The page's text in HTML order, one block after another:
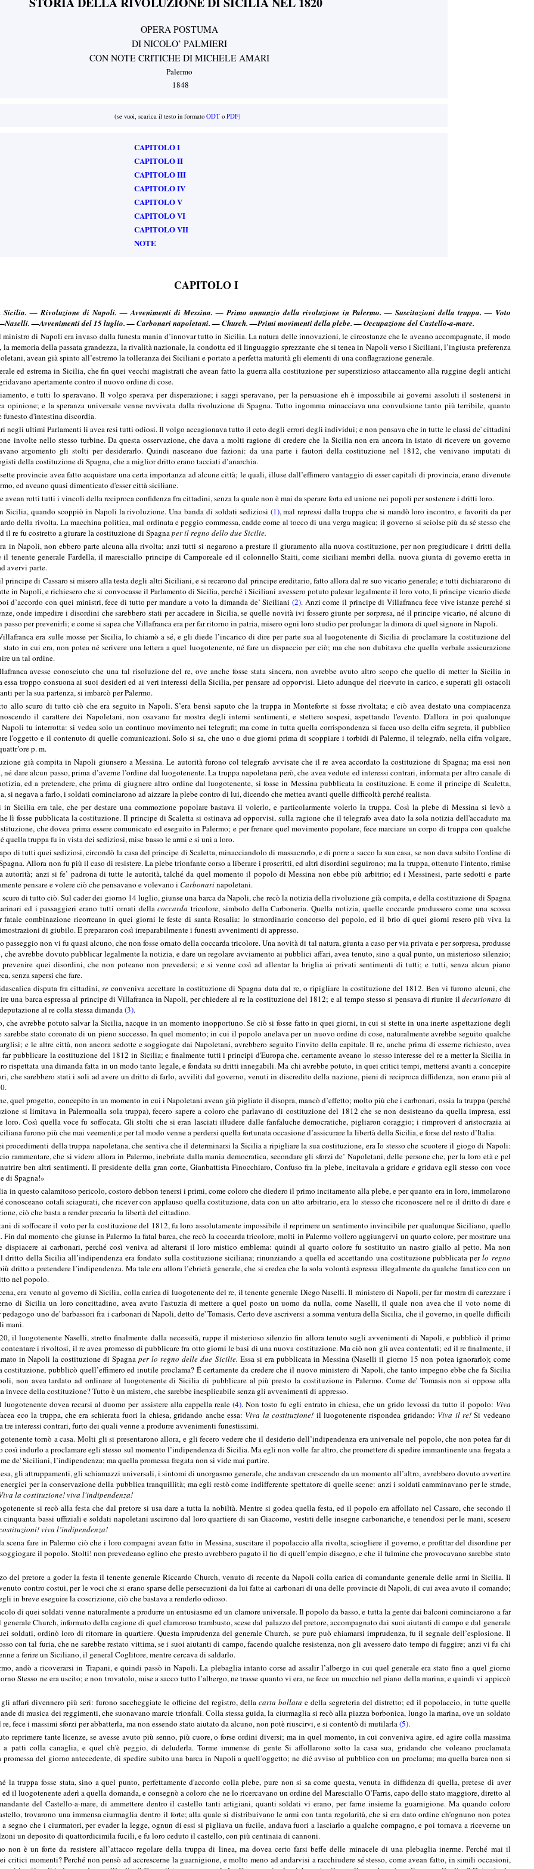
OPERA POSTUMA
DI NICOLO’ PALMIERI
CON NOTE CRITICHE DI MICHELE AMARI
Palermo
1848
(se vuoi, scarica il testo in formatoODT oPDF)
CAPITOLO I
CAPITOLO II
CAPITOLO III
CAPITOLO IV
CAPITOLO V
CAPITOLO VI
CAPITOLO VII
NOTE
CAPITOLO I
Sicilia. — Rivoluzione di Napoli. — Avvenimenti di Messina. — Primo annunzio della rivoluzione in Palermo. — Suscitazioni della truppa. — Voto
—Avvenimenti del 15 luglio. — Carbonari napoletani. — Church. —Primi movimenti della plebe. — Occupazione del Castello-a-mare.
di Napoli era invaso dalla funesta mania d’innovar tutto in Sicilia. La natura delle innovazioni, le circostanze che le aveano accompagnate, il modo
la memoria della passata grandezza, la rivalità nazionale, la condotta ed il linguaggio sprezzante che si tenea in Napoli verso i Siciliani, l’ingiusta preferenza
avean già spinto all’estremo la tolleranza dei Siciliani e portato a perfetta maturità gli elementi di una conflagrazione generale.
ed estrema in Sicilia, che fin quei vecchi magistrati che avean fatto la guerra alla costituzione per superstizioso attaccamento alla ruggine degli antichi
apertamente contro il nuovo ordine di cose.
e tutti lo speravano. Il volgo sperava per disperazione; i saggi speravano, per la persuasione eh è impossibile ai governi assoluti il sostenersi in
opinione; e la speranza universale venne ravvivata dalla rivoluzione di Spagna. Tutto ingomma minacciava una convulsione tanto più terribile, quanto
funesto d'intestina discordia.
negli ultimi Parlamenti li avea resi tutti odiosi. Il volgo accagionava tutto il ceto degli errori degli individui; e non pensava che in tutte le classi de' cittadini
involte nello stesso turbine. Da questa osservazione, che dava a molti ragione di credere che la Sicilia non era ancora in istato di ricevere un governo
argomento gli stolti per desiderarlo. Quindi nasceano due fazioni: da una parte i fautori della costituzione nel 1812, che venivano imputati di
della costituzione di Spagna, che a miglior dritto erano tacciati d’anarchia.
provincie avea fatto acquistare una certa importanza ad alcune città; le quali, illuse dall’effimero vantaggio di esser capitali di provincia, erano divenute
ed aveano quasi dimenticato d'esser città siciliane.
avean rotti tutti i vincoli della reciproca confidenza fra cittadini, senza la quale non è mai da sperare forta ed unione nei popoli per sostenere i dritti loro.
Sicilia, quando scoppiò in Napoli la rivoluzione. Una banda di soldati sediziosi (1), mal repressi dalla truppa che si mandò loro incontro, e favoriti da per
della rivolta. La macchina politica, mal ordinata e peggio commessa, cadde come al tocco di una verga magica; il governo si sciolse più da sé stesso che
il re fu costretto a giurare la costituzione di Spagnaper il regno dello due Sicilie.
in Napoli, non ebbero parte alcuna alla rivolta; anzi tutti si negarono a prestare il giuramento alla nuova costituzione, per non pregiudicare i dritti della
il tenente generale Fardella, il maresciallo principe di Camporeale ed il colonnello Staiti, come siciliani membri della. nuova giunta di governo eretta in
avervi parte.
di Cassaro si misero alla testa degli altri Siciliani, e si recarono dal principe ereditario, fatto allora dal re suo vicario generale; e tutti dichiararono di
in Napoli, e richiesero che si convocasse il Parlamento di Sicilia, perché i Siciliani avessero potuto palesar legalmente il loro voto, li principe vicario diede
d’accordo con quei ministri, fece di tutto per mandare a voto la dimanda de’ Siciliani (2). Anzi come il principe di Villafranca fece vive istanze perché si
onde impedire i disordini che sarebbero stati per accadere in Sicilia, se quelle novità ivi fossero giunte per sorpresa, né il principe vicario, né alcuno di
per prevenirli; e come si sapea che Villafranca era per far ritorno in patria, misero ogni loro studio per prolungar la dimora di quel signore in Napoli.
era sulle mosse per Sicilia, lo chiamò a sé, e gli diede l’incarico di dire per parte sua al luogotenente di Sicilia di proclamare la costituzione del
in cui era, non potea né scrivere una lettera a quel luogotenente, né fare un dispaccio per ciò; ma che non dubitava che quella verbale assicurazione
un tal ordine.
avesse conosciuto che una tal risoluzione del re, ove anche fosse stata sincera, non avrebbe avuto altro scopo che quello di metter la Sicilia in
essa troppo consuona ai suoi desideri ed ai veri interessi della Sicilia, per pensare ad opporvisi. Lieto adunque del ricevuto in carico, e superati gli ostacoli
per la sua partenza, si imbarcò per Palermo.
allo scuro di tutto ciò che era seguito in Napoli. S’era bensì saputo che la truppa in Monteforte si fosse rivoltata; e ciò avea destato una compiacenza
il carattere dei Napoletani, non osavano far mostra degli interni sentimenti, e stettero sospesi, aspettando l'evento. D'allora in poi qualunque
tu interrotta: si vedea solo un continuo movimento nei telegrafi; ma come in tutta quella corrispondenza si facea uso della cifra segreta, il pubblico
l'oggetto e il contenuto di quelle comunicazioni. Solo si sa, che uno o due giorni prima di scoppiare i torbidi di Palermo, il telegrafo, nella cifra volgare,
p. m.
già compita in Napoli giunsero a Messina. Le autorità furono col telegrafo avvisate che il re avea accordato la costituzione di Spagna; ma essi non
dare alcun passo, prima d’averne l’ordine dal luogotenente. La truppa napoletana però, che avea vedute ed interessi contrari, informata per altro canale di
ed a pretendere, che prima di giugnere altro ordine dal luogotenente, si fosse in Messina pubblicata la costituzione. E come il principe di Scaletta,
si negava a farlo, i soldati cominciarono ad aizzare la plebe contro di lui, dicendo che mettea avanti quelle difficoltà perché realista.
Sicilia era tale, che per destare una commozione popolare bastava il volerlo, e particolarmente volerlo la truppa. Così la plebe di Messina si levò a
lì fosse pubblicata la costituzione. Il principe di Scaletta si ostinava ad opporvisi, sulla ragione che il telegrafo avea dato la sola notizia dell'accaduto ma
che dovea prima essere comunicato ed eseguito in Palermo; e per frenare quel movimento popolare, fece marciare un corpo di truppa con qualche
quella truppa fu in vista dei sediziosi, mise basso le armi e si unì a loro.
di tutti quei sediziosi, circondò la casa del principe di Scaletta, minacciandolo di massacrarlo, e di porre a sacco la sua casa, se non dava subito l’ordine di
Allora non fu più il caso di resistere. La plebe trionfante corso a liberare i proscritti, ed altri disordini seguirono; ma la truppa, ottenuto l'intento, rimise
anzi si fe’ padrona di tutte le autorità, talché da quel momento il popolo di Messina non ebbe più arbitrio; ed i Messinesi, parte sedotti e parte
pensare e volere ciò che pensavano e volevano iCarbonarinapoletani.
di tutto ciò. Sul cader dei giorno 14 luglio, giunse una barca da Napoli, che recò la notizia della rivoluzione già compita, e della costituzione di Spagna
ed i passaggieri erano tutti ornati dellacoccarda tricolore, simbolo della Carboneria. Quella notizia, quelle coccarde produssero come una scossa
combinazione ricorreano in quei giorni le feste di santa Rosalia: lo straordinario concorso del popolo, ed il brio di quei giorni resero più viva la
di giubilo. E prepararon così irreparabilmente i funesti avvenimenti di appresso.
passeggio non vi fu quasi alcuno, che non fosse ornato della coccarda tricolore. Una novità di tal natura, giunta a caso per via privata e per sorpresa, produsse
che avrebbe dovuto pubblicar legalmente la notizia, e dare un regolare avviamento ai pubblici affari, avea tenuto, sino a qual punto, un misterioso silenzio;
prevenire quei disordini, che non poteano non prevedersi; e si venne così ad allentar la briglia ai privati sentimenti di tutti; e tutti, senza alcun piano
senza sapersi che fare.
disputa fra cittadini, seconveniva accettare la costituzione di Spagna data dal re, o ripigliare la costituzione del 1812. Ben vi furono alcuni, che
una barca espressa al principe di Villafranca in Napoli, per chiedere al re la costituzione del 1812; e al tempo stesso si pensava di riunire ildecurionato di
al re colla stessa dimanda(3).
che avrebbe potuto salvar la Sicilia, nacque in un momento inopportuno. Se ciò si fosse fatto in quei giorni, in cui si stette in una inerte aspettazione degli
stato coronato di un pieno successo. In quel momento; in cui il popolo anelava per un nuovo ordine di cose, naturalmente avrebbe seguito qualche
e le altre città, non ancora sedotte e soggiogate dai Napoletani, avrebbero seguito l'invito della capitale. Il re, anche prima di esserne richiesto, avea
pubblicare la costituzione del 1812 in Sicilia; e finalmente tutti i principi d'Europa che. certamente aveano lo stesso interesse del re a metter la Sicilia in
rispettata una dimanda fatta in un modo tanto legale, e fondata su dritti innegabili. Ma chi avrebbe potuto, in quei critici tempi, mettersi avanti a concepire
che sarebbero stati i soli ad avere un dritto di farlo, avviliti dal governo, venuti in discredito della nazione, pieni di reciproca diffidenza, non erano più al
quel progetto, concepito in un momento in cui i Napoletani avean già pigliato il disopra, mancò d’effetto; molto più che i carbonari, ossia la truppa (perché
si limitava in Palermoalla sola truppa), fecero sapere a coloro che parlavano di costituzione del 1812 che se non desisteano da quella impresa, essi
loro. Così quella voce fu soffocata. Gli stolti che si eran lasciati illudere dalle fanfaluche democratiche, pigliaron coraggio; i rimproveri d aristocrazia ai
furono più che mai veementi;e per tal modo venne a perdersi quella fortunata occasione d’assicurare la libertà della Sicilia, e forse del resto d’Italia.
procedimenti della truppa napoletana, che sentiva che il determinarsi la Sicilia a ripigliare la sua costituzione, era Io stesso che scuotere il giogo di Napoli:
rammentare, che si videro allora in Palermo, inebriate dalla mania democratica, secondare gli sforzi de’ Napoletani, delle persone che, per la loro età e pel
ben altri sentimenti. Il presidente della gran corte, Gianbattista Finocchiaro, Confuso fra la plebe, incitavala a gridare egridava egli stesso con voce
di Spagna!»
in questo calamitoso pericolo, costoro debbon tenersi i primi, come coloro che diedero il primo incitamento alla plebe, e per quanto era in loro, immolarono
cotali sciagurati, che ricever con applauso quella costituzione, data con un atto arbitrario, era lo stesso che riconoscere nel re il dritto di dare e
ciò che basta a render precaria la libertà del cittadino.
di soffocare il voto per la costituzione del 1812, fu loro assolutamente impossibile il reprimere un sentimento invincibile per qualunque Siciliano, quello
dal momento che giunse in Palermo la fatal barca, che recò la coccarda tricolore, molti in Palermo vollero aggiungervi un quarto colore, per mostrare una
dispiacere ai carbonari, perché così veniva ad alterarsi il loro mistico emblema: quindi al quarto colore fu sostituito un nastro giallo al petto. Ma non
dritto della Sicilia all’indipendenza era fondato sulla costituzione siciliana; rinunziando a quella ed accettando una costituzione pubblicata perlo regno
dritto a pretendere l’indipendenza. Ma tale era allora l’ebrietà generale, che si credea che la sola volontà espressa illegalmente da qualche fanatico con un
nel popolo.
era venuto al governo di Sicilia, colla carica di luogotenente del re, il tenente generale Diego Naselli. Il ministero di Napoli, per far mostra di carezzare i
di Sicilia un loro concittadino, avea avuto l'astuzia di mettere a quel posto un uomo da nulla, come Naselli, il quale non avea che il voto nome di
uno de' barbassori fra i carbonari di Napoli, detto de' Tomasis. Certo deve ascriversi a somma ventura della Sicilia, che il governo, in quelle difficili
mani.
il luogotenente Naselli, stretto finalmente dalla necessità, ruppe il misterioso silenzio fin allora tenuto sugli avvenimenti di Napoli, e pubblicò il primo
i rivoltosi, il re avea promesso di pubblicare fra otto giorni le basi di una nuova costituzione. Ma ciò non gli avea contentati; ed il re finalmente, il
in Napoli la costituzione di Spagnaper lo regno delle due Sicilie. Essa si era pubblicata in Messina (Naselli il giorno 15 non potea ignorarlo); come
pubblicò quell’effimero ed inutile proclama? É certamente da credere che il nuovo ministero di Napoli, che tanto impegno ebbe che fa Sicilia
non avea tardato ad ordinare al luogotenente di Sicilia di pubblicare al più presto la costituzione in Palermo. Come de' Tomasis non si oppose alla
invece della costituzione? Tutto è un mistero, che sarebbe inesplicabile senza gli avvenimenti di appresso.
dovea recarsi al duomo per assistere alla cappella reale (4). Non tosto fu egli entrato in chiesa, che un grido levossi da tutto il popolo: Viva
eco la truppa, che era schierata fuori la chiesa, gridando anche essa: Viva la costituzione! il luogotenente rispondea gridando: Viva il re!Si vedeano
tre interessi contrari, furto dei quali venne a produrre avvenimenti funestissimi.
tornò a casa. Molti gli si presentarono allora, e gli fecero vedere che il desiderio dell’indipendenza era universale nel popolo, che non potea far di
indurlo a proclamare egli stesso sul momento l’indipendenza di Sicilia. Ma egli non volle far altro, che promettere di spedire immantinente una fregata a
de' Siciliani, l’indipendenza; ma quella promessa fregata non si vide mai partire.
gli attruppamenti, gli schiamazzi universali, i sintomi di unorgasmo generale, che andavan crescendo da un momento all’altro, avrebbero dovuto avvertire
per la conservazione della pubblica tranquillità; ma egli restò come indifferente spettatore di quelle scene: anzi i soldati camminavano per le strade,
la costituzione! viva l'indipendenza!
si recò alla festa che dal pretore si usa dare a tutta la nobiltà. Mentre si godea quella festa, ed il popolo era affollato nel Cassaro, che secondo il
bassi uffiziali e soldati napoletani uscirono dal loro quartiere di san Giacomo, vestiti delle insegne carbonariche, e tenendosi per le mani, scesero
viva l’indipendenza!
scena fare in Palermo ciò che i loro compagni avean fatto in Messina, suscitare il popolaccio alla rivolta, sciogliere il governo, e profittar del disordine per
il popolo. Stolti! non prevedeano eglino che presto avrebbero pagato il fio di quell’empio disegno, e che il fulmine che provocavano sarebbe stato
del pretore a goder la festa il tenente generale Riccardo Church, venuto di recente da Napoli colla carica di comandante generale delle armi in Sicilia. Il
contro costui, per le voci che si erano sparse delle persecuzioni da lui fatte ai carbonari di una delle provincie di Napoli, di cui avea avuto il comando;
in breve eseguire la coscrizione, ciò che bastava a renderlo odioso.
di quei soldati venne naturalmente a produrre un entusiasmo ed un clamore universale. Il popolo da basso, e tutta la gente dai balconi cominciarono a far
Church, informato della cagione di quel clamoroso trambusto, scese dal palazzo del pretore, accompagnato dai suoi aiutanti di campo e dal generale
soldati, ordinò loro di ritornare in quartiere. Questa imprudenza del generale Church, se pure può chiamarsi imprudenza, fu il segnale dell’esplosione. Il
con tal furia, che ne sarebbe restato vittima, se i suoi aiutanti di campo, facendo qualche resistenza, non gli avessero dato tempo di fuggire; anzi vi fu chi
a ferire un Siciliano, il general Coglitore, mentre cercava di saldarlo.
andò a ricoverarsi in Trapani, e quindi passò in Napoli. La plebaglia intanto corse ad assalir l’albergo in cui quel generale era stato fino a quel giorno
Stesso ne era uscito; e non trovatolo, mise a sacco tutto l’albergo, ne trasse quanto vi era, ne fece un mucchio nel piano della marina, e quindi vi appiccò
affari divennero più seri: furono saccheggiate le officine del registro, della carta bollata e della segreteria del distretto; ed il popolaccio, in tutte quelle
di musica dei reggimenti, che suonavano marcie trionfali. Colla stessa guida, la ciurmaglia si recò alla piazza borbonica, lungo la marina, ove un soldato
fece i massimi sforzi per abbatterla, ma non essendo stato aiutato da alcuno, non potè riuscirvi, e si contentò di mutilarla(5).
reprimere tante licenze, se avesse avuto più senno, più cuore, o forse ordini diversi; ma in quel momento, in cui conveniva agire, ed agire colla massima
patti colla canaglia, e quel ch'è peggio, di deluderla. Torme immense di gente Si affollarono sotto la casa sua, gridando che voleano proclamata
del giorno antecedente, di spedire subito una barca in Napoli a quell’oggetto; ne dié avviso al pubblico con un proclama; ma quella barca non si
la truppa fosse stata, sino a quel punto, perfettamente d'accordo colla plebe, pure non si sa come questa, venuta in diffidenza di quella, pretese di aver
il luogotenente aderì a quella domanda, e consegnò a coloro che ne lo ricercavano un ordine del Maresciallo O’Farris, capo dello stato maggiore, diretto al
del Castello-a-mare, di ammettere dentro il castello tanti artigiani, quanti soldati vi erano, per farne insieme la guarnigione. Ma quando coloro
trovarono una immensa ciurmaglia dentro il forte; alla quale si distribuivano le armi con tanta regolarità, che si era dato ordine ch’ognuno non potea
che i ciurmatori, per evader la legge, ognun di essi si pigliava un fucile, andava fuori a lasciarlo a qualche compagno, e poi tornava a riceverne un
un deposito di quattordicimila fucili, e fu loro ceduto il castello, con più centinaia di cannoni.
non è un forte da resistere all’attacco regolare della truppa di linea, ma dovea certo farsi beffe delle minacele di una plebaglia inerme. Perché mai il
critici momenti? Perché non pensò ad accrescerne la guarnigione, e molto meno ad andarvisi a racchiudere sé stesso, come avean fatto, in simili occasioni,